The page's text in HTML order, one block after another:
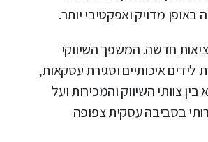
מדויק ואפקטיבי יותר.
חדשה. המשפך השיווקי
כבר אינו מתאים לשוק של שנת 2025. לשם המשך יצירת לידים איכותיים וסגירת עסקאות,
צוותי השיווק והמכירות ועל
בסביבה עסקית צפופה